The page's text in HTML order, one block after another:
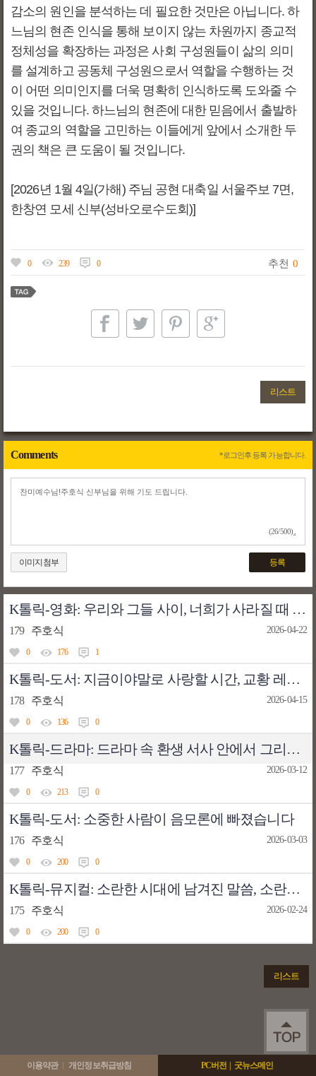
감소의 원인을 분석하는 데 필요한 것만은 아닙니다. 하
느님의 현존 인식을 통해 보이지 않는 차원까지 종교적
정체성을 확장하는 과정은 사회 구성원들이 삶의 의미
를 설계하고 공동체 구성원으로서 역할을 수행하는 것
이 어떤 의미인지를 더욱 명확히 인식하도록 도와줄 수
있을 것입니다. 하느님의 현존에 대한 믿음에서 출발하
여 종교의 역할을 고민하는 이들에게 앞에서 소개한 두
권의 책은 큰 도움이 될 것입니다.
[2026년 1월 4일(가해) 주님 공현 대축일 서울주보 7면,
한창연 모세 신부(성바오로수도회)]
0 239 0 추천 0
리스트
Comments *로그인후 등록 가능합니다.
(26/500)
이미지첨부 등록
K톨릭-영화: 우리와 그들 사이, 너희가 사라질 때 - 영화 우리들(2016, 윤가은 감독)
179 주호식 2026-04-22
0 176 1
K톨릭-도서: 지금이야말로 사랑할 시간, 교황 레오 14세, 레오 14세 교황의 생각
178 주호식 2026-04-15
0 136 0
K톨릭-드라마: 드라마 속 환생 서사 안에서 그리스도인의 희망을 되묻다
177 주호식 2026-03-12
0 213 0
K톨릭-도서: 소중한 사람이 음모론에 빠졌습니다
176 주호식 2026-03-03
0 200 0
K톨릭-뮤지컬: 소란한 시대에 남겨진 말씀, 소란스러운 나의 서림에서
175 주호식 2026-02-24
0 200 0
리스트
이용약관 개인정보취급방침 PC버전 굿뉴스메인